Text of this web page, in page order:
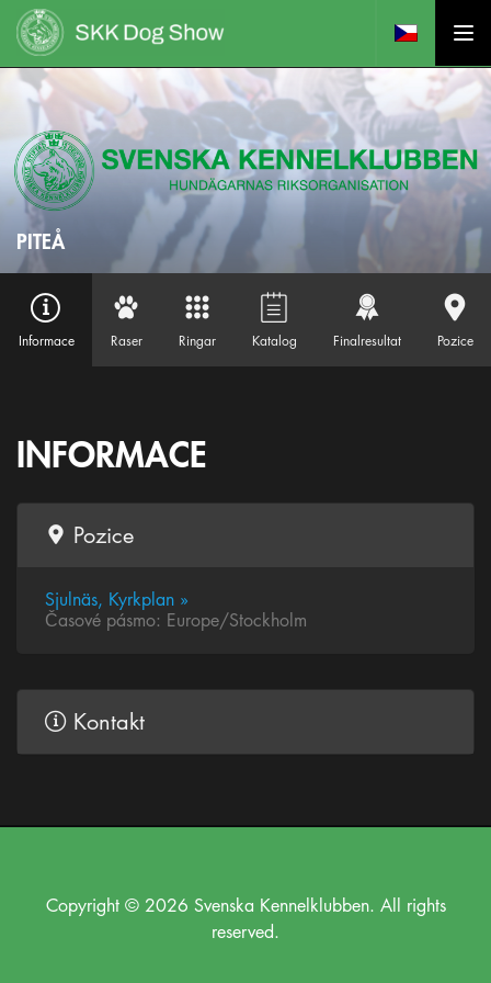
PITEÅ
Informace Raser Ringar Katalog Finalresultat Pozice
INFORMACE
Pozice
Sjulnäs, Kyrkplan »
Časové pásmo: Europe/Stockholm
Kontakt
Copyright © 2026 Svenska Kennelklubben. All rights
reserved.